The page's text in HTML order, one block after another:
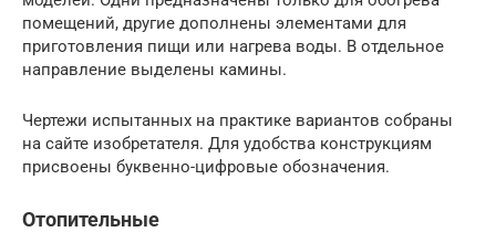
помещений, другие дополнены элементами для
приготовления пищи или нагрева воды. В отдельное
направление выделены камины.
Чертежи испытанных на практике вариантов собраны
на сайте изобретателя. Для удобства конструкциям
присвоены буквенно-цифровые обозначения.
Отопительные